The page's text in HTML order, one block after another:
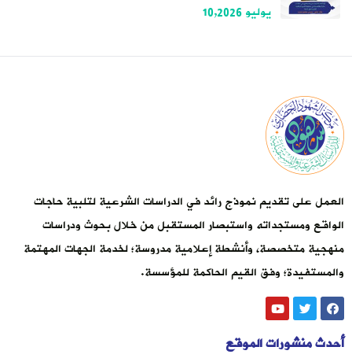
يوليو 10,2026
العمل على تقديم نموذج رائد في الدراسات الشرعية لتلبية حاجات
الواقع ومستجداته واستبصار المستقبل من خلال بحوث ودراسات
منهجية متخصصة، وأنشطة إعلامية مدروسة؛ لخدمة الجهات المهتمة
والمستفيدة؛ وفق القيم الحاكمة للمؤسسة.
أحدث منشورات الموقع